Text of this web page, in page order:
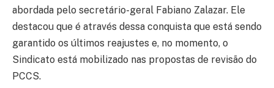
abordada pelo secretário-geral Fabiano Zalazar. Ele
destacou que é através dessa conquista que está sendo
garantido os últimos reajustes e, no momento, o
Sindicato está mobilizado nas propostas de revisão do
PCCS.